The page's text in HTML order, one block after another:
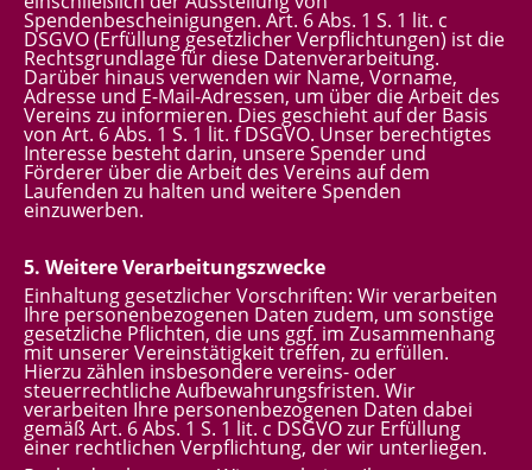
Spendenbescheinigungen. Art. 6 Abs. 1 S. 1 lit. c
DSGVO (Erfüllung gesetzlicher Verpflichtungen) ist die
Rechtsgrundlage für diese Datenverarbeitung.
Darüber hinaus verwenden wir Name, Vorname,
Adresse und E-Mail-Adressen, um über die Arbeit des
Vereins zu informieren. Dies geschieht auf der Basis
von Art. 6 Abs. 1 S. 1 lit. f DSGVO. Unser berechtigtes
Interesse besteht darin, unsere Spender und
Förderer über die Arbeit des Vereins auf dem
Laufenden zu halten und weitere Spenden
einzuwerben.
5. Weitere Verarbeitungszwecke
Einhaltung gesetzlicher Vorschriften: Wir verarbeiten
Ihre personenbezogenen Daten zudem, um sonstige
gesetzliche Pflichten, die uns ggf. im Zusammenhang
mit unserer Vereinstätigkeit treffen, zu erfüllen.
Hierzu zählen insbesondere vereins- oder
steuerrechtliche Aufbewahrungsfristen. Wir
verarbeiten Ihre personenbezogenen Daten dabei
gemäß Art. 6 Abs. 1 S. 1 lit. c DSGVO zur Erfüllung
einer rechtlichen Verpflichtung, der wir unterliegen.